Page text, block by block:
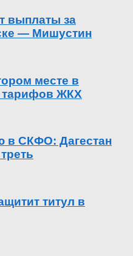
выплаты за
— Мишустин
месте в
тарифов ЖКХ
СКФО: Дагестан
титул в